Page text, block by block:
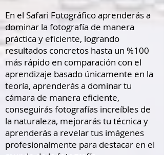
En el Safari Fotográfico aprenderás a
dominar la fotografía de manera
práctica y eficiente, logrando
resultados concretos hasta un %100
más rápido en comparación con el
aprendizaje basado únicamente en la
teoría, aprenderás a dominar tu
cámara de manera eficiente,
conseguirás fotografías increíbles de
la naturaleza, mejorarás tu técnica y
aprenderás a revelar tus imágenes
profesionalmente para destacar en el